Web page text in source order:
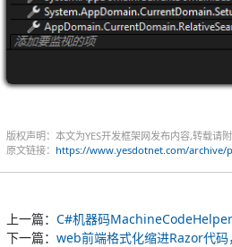
版权声明：本文为YES开发框架网发布内容,转载请
原文链接： https://www.yesdotnet.com/archive/
上一篇： C#机器码MachineCodeHelper
下一篇： web前端格式化缩进Razor代